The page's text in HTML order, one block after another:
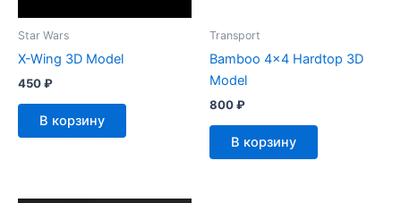
Star Wars
X-Wing 3D Model
450₽
В корзину
Transport
Bamboo 4×4 Hardtop 3D
Model
800₽
В корзину